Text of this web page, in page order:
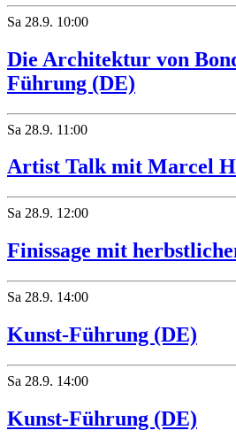
Sa 28.9. 10:00
Die Architektur von
Führung (DE)
Sa 28.9. 11:00
Artist Talk mit Marcel
Sa 28.9. 12:00
Finissage mit
Sa 28.9. 14:00
Kunst-Führung (DE)
Sa 28.9. 14:00
Kunst-Führung (DE)